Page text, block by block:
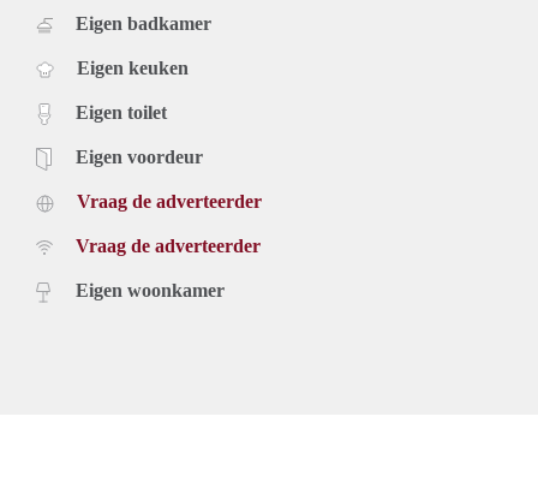
Eigen badkamer
Eigen keuken
Eigen toilet
Eigen voordeur
Vraag de adverteerder
Vraag de adverteerder
Eigen woonkamer